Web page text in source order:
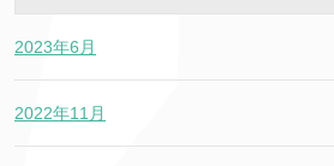
2023年6月
2022年11月